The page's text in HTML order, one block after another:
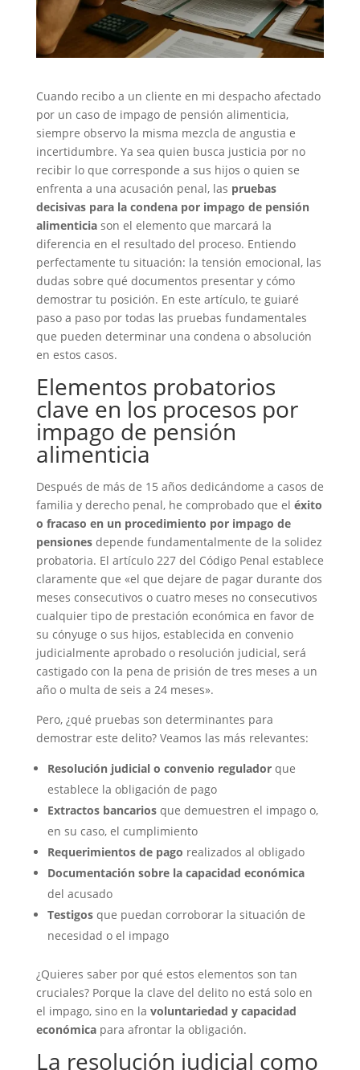
Cuando recibo a un cliente en mi despacho afectado
por un caso de impago de pensión alimenticia,
siempre observo la misma mezcla de angustia e
incertidumbre. Ya sea quien busca justicia por no
recibir lo que corresponde a sus hijos o quien se
enfrenta a una acusación penal, las pruebas
decisivas para la condena por impago de pensión
alimenticiason el elemento que marcará la
diferencia en el resultado del proceso. Entiendo
perfectamente tu situación: la tensión emocional, las
dudas sobre qué documentos presentar y cómo
demostrar tu posición. En este artículo, te guiaré
paso a paso por todas las pruebas fundamentales
que pueden determinar una condena o absolución
en estos casos.
Elementos probatorios
clave en los procesos por
impago de pensión
alimenticia
Después de más de 15 años dedicándome a casos de
familia y derecho penal, he comprobado que el éxito
o fracaso en un procedimiento por impago de
pensionesdepende fundamentalmente de la solidez
probatoria. El artículo 227 del Código Penal establece
claramente que «el que dejare de pagar durante dos
meses consecutivos o cuatro meses no consecutivos
cualquier tipo de prestación económica en favor de
su cónyuge o sus hijos, establecida en convenio
judicialmente aprobado o resolución judicial, será
castigado con la pena de prisión de tres meses a un
año o multa de seis a 24 meses».
Pero, ¿qué pruebas son determinantes para
demostrar este delito? Veamos las más relevantes:
Resolución judicial o convenio reguladorque
establece la obligación de pago
Extractos bancariosque demuestren el impago o,
en su caso, el cumplimiento
Requerimientos de pago realizados al obligado
Documentación sobre la capacidad económica
del acusado
Testigosque puedan corroborar la situación de
necesidad o el impago
¿Quieres saber por qué estos elementos son tan
cruciales? Porque la clave del delito no está solo en
el impago, sino en la voluntariedad y capacidad
económicapara afrontar la obligación.
La resolución judicial como